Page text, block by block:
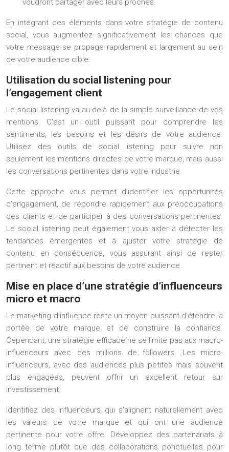
voudront partager avec leurs proches.
En intégrant ces éléments dans votre stratégie de contenu
social, vous augmentez significativement les chances que
votre message se propage rapidement et largement au sein
de votre audience cible.
Utilisation du social listening pour
l’engagement client
Le social listening va au-delà de la simple surveillance de vos
mentions. C’est un outil puissant pour comprendre les
sentiments, les besoins et les désirs de votre audience.
Utilisez des outils de social listening pour suivre non
seulement les mentions directes de votre marque, mais aussi
les conversations pertinentes dans votre industrie.
Cette approche vous permet d’identifier les opportunités
d’engagement, de répondre rapidement aux préoccupations
des clients et de participer à des conversations pertinentes.
Le social listening peut également vous aider à détecter les
tendances émergentes et à ajuster votre stratégie de
contenu en conséquence, vous assurant ainsi de rester
pertinent et réactif aux besoins de votre audience.
Mise en place d’une stratégie d’influenceurs
micro et macro
Le marketing d’influence reste un moyen puissant d’étendre la
portée de votre marque et de construire la confiance.
Cependant, une stratégie efficace ne se limite pas aux macro-
influenceurs avec des millions de followers. Les micro-
influenceurs, avec des audiences plus petites mais souvent
plus engagées, peuvent offrir un excellent retour sur
investissement.
Identifiez des influenceurs qui s’alignent naturellement avec
les valeurs de votre marque et qui ont une audience
pertinente pour votre offre. Développez des partenariats à
long terme plutôt que des collaborations ponctuelles pour